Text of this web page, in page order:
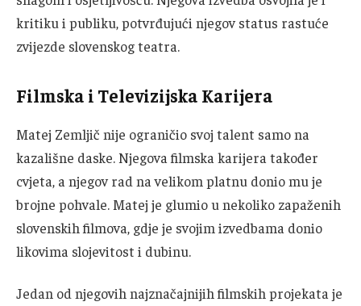
kritiku i publiku, potvrđujući njegov status rastuće
zvijezde slovenskog teatra.
Filmska i Televizijska Karijera
Matej Zemljič nije ograničio svoj talent samo na
kazališne daske. Njegova filmska karijera također
cvjeta, a njegov rad na velikom platnu donio mu je
brojne pohvale. Matej je glumio u nekoliko zapaženih
slovenskih filmova, gdje je svojim izvedbama donio
likovima slojevitost i dubinu.
Jedan od njegovih najznačajnijih filmskih projekata je